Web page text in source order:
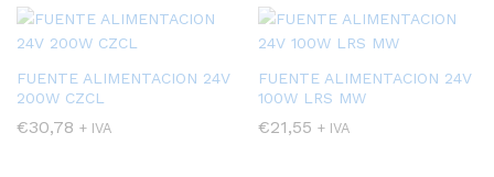
FUENTE ALIMENTACION 24V
200W CZCL
€30,78 + IVA
FUENTE ALIMENTACION 24V
100W LRS MW
€21,55 + IVA